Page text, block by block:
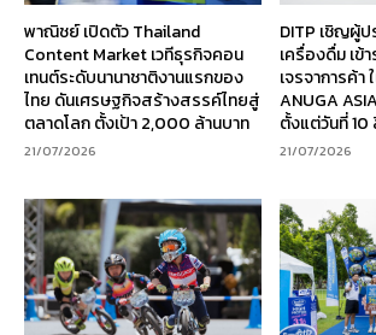
พาณิชย์ เปิดตัว Thailand
Content Market เวทีธุรกิจคอน
เทนต์ระดับนานาชาติงานแรกของ
ไทย ดันเศรษฐกิจสร้างสรรค์ไทยสู่
ตลาดโลก ตั้งเป้า 2,000 ล้านบาท
21/07/2026
DITP เชิญผู้ป
เครื่องดื่ม เข้
เจรจาการค้า
ANUGA
ตั้งแต่วันที่ 10
21/07/2026